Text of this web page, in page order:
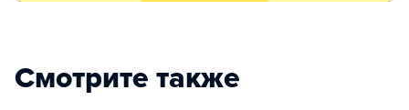
Смотрите также